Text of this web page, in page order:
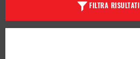
FILTRA RISULTATI